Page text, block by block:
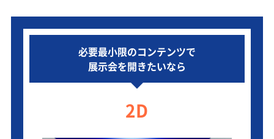
必要最小限のコンテンツで
展示会を開きたいなら
2D